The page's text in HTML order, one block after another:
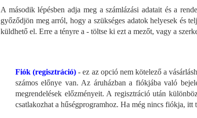
A második lépésben adja meg a számlázási adatait és a
győződjön meg arról, hogy a szükséges adatok helyesek és
küldhető el. Erre a tényre a - töltse ki ezt a mezőt, vagy a
Fiók (regisztráció) - ez az opció nem kötelező a
számos előnye van. Az áruházban a fiókjába való
megrendelések előzményeit. A regisztráció után
csatlakozhat a hűségprogramhoz. Ha még nincs fiókja, itt